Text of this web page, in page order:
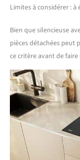
Limites à considérer :
Bien que silencieuse
pièces détachées peut
ce critère avant de